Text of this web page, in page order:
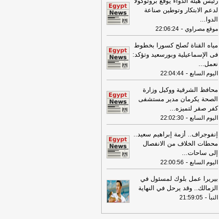
08:16
عناوين الصحف المصرية ليوم
31-07-2026
19:49
السيسي: الجهات المعنية باشرت
للوقوف على تفاصيل الهجوم
على ميناء دمياط
لبنانون 24
09:26
مجلس الوزراء المصري: الحريق
تعرضت له سفينتان في ميناء دمياط
08:34
عناوين الصحف المصرية ليوم
30-07-2026
18:41
رئيس "الوطنية للصحافة" يكشف
حملة الصحف القومية لمواجهة
السوشيال ميديا-موقع مصراوي
16:46
وزير الخزانة الأميركي: لن نسمح
اتخاذ التجارة العالمية رهينة أو
الشحن الدولي لتمويل الحرس
-
09:31
عناوين الصحف المصرية ليوم
لدعم الابتكار وتوطين صناعة
الدوا...
موقع مصراوي -
22:06:24
مياه القناة تُصلح كسورا بخطوط
فى الإسماعيلية وبورسعيد وتؤكد:
نعمل...
اليوم السابع -
22:04:44
محافظ الشرقية ووكيل وزارة
الصحة يكرمان مدير مستشفى
كفر صقر لتميزه...
اليوم السابع -
22:02:30
إنفوجراف.. أزمة إبراهيم سعيد..
محطات الخلاف من الانفصال
إلى ساحات...
اليوم السابع -
22:00:56
بيريرا عمل بلوك لمسئول في
الزمالك.. وقد يرحل في النهاية
النبأ -
21:59:05